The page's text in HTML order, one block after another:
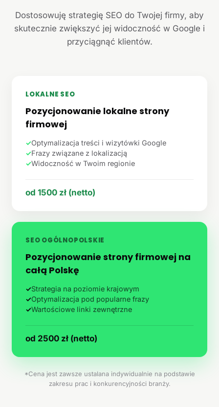
Dostosowuję strategię SEO do Twojej firmy, aby
skutecznie zwiększyć jej widoczność w Google i
przyciągnąć klientów.
LOKALNE SEO
Pozycjonowanie lokalne strony
firmowej
✓Optymalizacja treści i wizytówki Google
✓Frazy związane z lokalizacją
✓Widoczność w Twoim regionie
od 1500 zł (netto)
SEO OGÓLNOPOLSKIE
Pozycjonowanie strony firmowej na
całą Polskę
✓Strategia na poziomie krajowym
✓Optymalizacja pod popularne frazy
✓Wartościowe linki zewnętrzne
od 2500 zł (netto)
*Cena jest zawsze ustalana indywidualnie na podstawie
zakresu prac i konkurencyjności branży.